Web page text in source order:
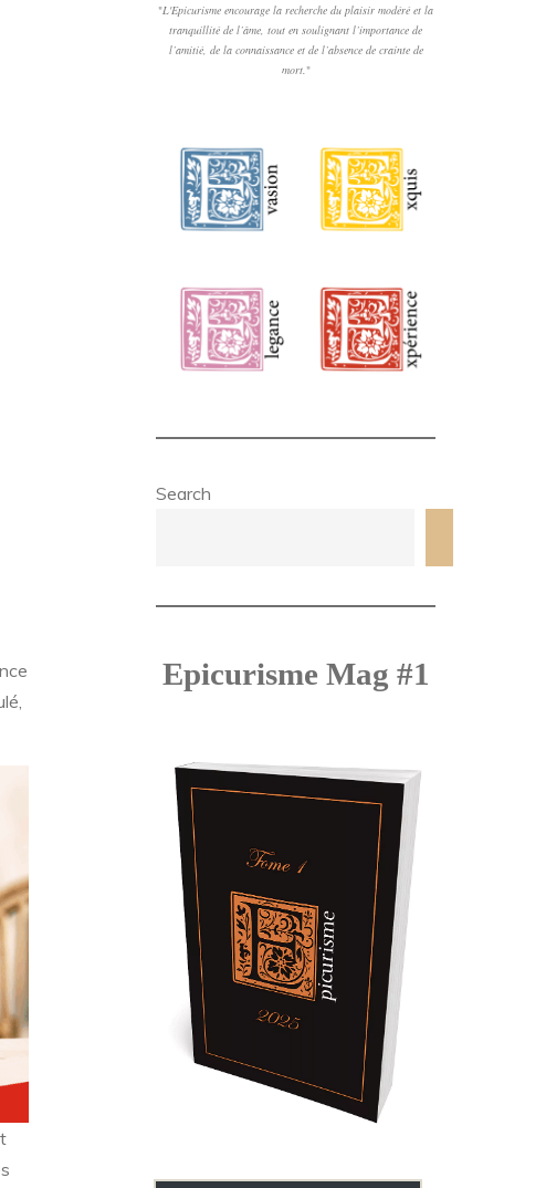
"L'Epicurisme encourage la recherche du plaisir modéré et la
tranquillité de l’âme, tout en soulignant l’importance de
l’amitié, de la connaissance et de l’absence de crainte de
mort. "
Search
Epicurisme Mag #1